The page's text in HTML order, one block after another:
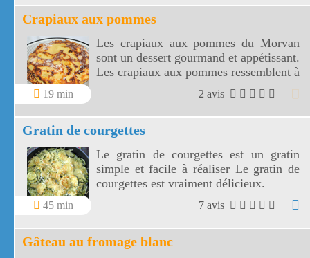
Crapiaux aux pommes
19 min
Les crapiaux aux pommes du Morvan
sont un dessert gourmand et appétissant.
Les crapiaux aux pommes ressemblent à
des crêpes aux pommes un peu
2 avis
Gratin de courgettes
45 min
Le gratin de courgettes est un gratin
simple et facile à réaliser Le gratin de
courgettes est vraiment délicieux.
7 avis
Gâteau au fromage blanc